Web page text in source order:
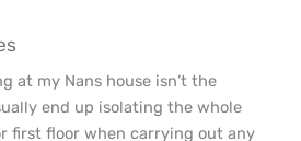
at my Nans house isn’t the
end up isolating the whole
first floor when carrying out any